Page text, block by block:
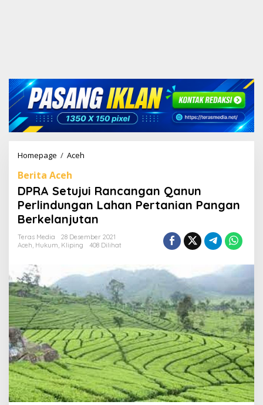
Homepage / Aceh
A
S
e
t
j
a
n
c
a
n
g
a
n
Q
a
n
u
Berita Aceh
DPRA Setujui Rancangan Qanun
Perlindungan Lahan Pertanian Pangan
Berkelanjutan
Teras Media
28 Desember 2021
Aceh, Hukum, Kliping 408 Dilihat